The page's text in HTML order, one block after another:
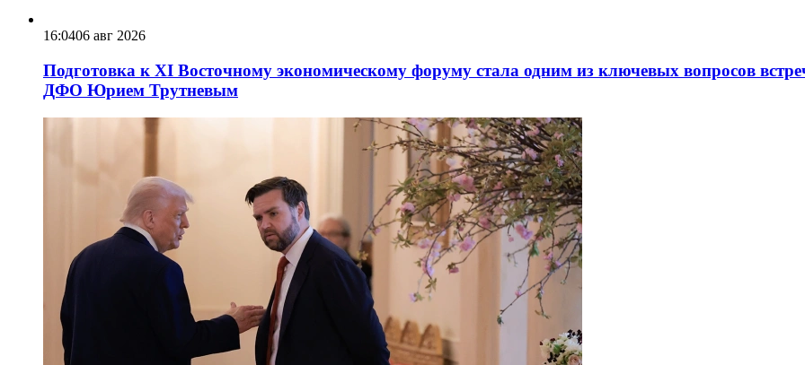
16:0406 авг 2026
Подготовка к XI Восточному экономическому форуму стала одним из ключевых вопросов
ДФО Юрием Трутневым